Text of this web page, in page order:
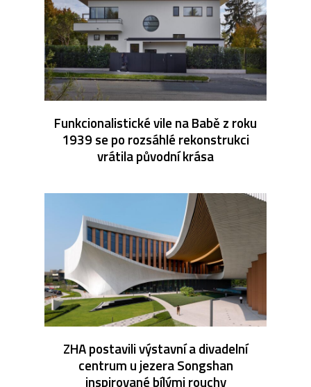
Funkcionalistické vile na Babě z roku
1939 se po rozsáhlé rekonstrukci
vrátila původní krása
ZHA postavili výstavní a divadelní
centrum u jezera Songshan
inspirované bílými rouchy